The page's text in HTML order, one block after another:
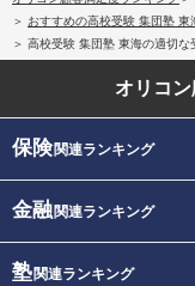
おすすめの高校受験 集団塾 東
高校受験 集団塾 東海の適切な
オリコ
保険関連ランキング
金融関連ランキング
塾関連ランキング